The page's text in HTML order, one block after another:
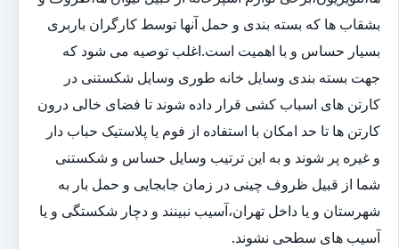
بشقاب ها که بسته بندی و حمل آنها توسط کارگران باربری
بسیار حساس و با اهمیت است.اغلب توصیه می شود که
جهت بسته بندی وسایل خانه طوری وسایل شکستنی در
کارتن های اسباب کشی قرار داده شوند تا فضای خالی درون
کارتن ها تا حد امکان با استفاده از فوم یا پلاستیک حباب دار
و غیره پر شوند و به این ترتیب وسایل حساس و شکستنی
شما از قبیل ظروف چینی در زمان جابجایی و حمل بار به
شهرستان و یا داخل تهران،آسیب نبینند و دچار شکستگی و یا
آسیب های سطحی نشوند.